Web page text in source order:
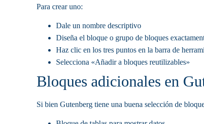
Para crear uno:
Dale un nombre descriptivo
Diseña el bloque o grupo de bloques
Haz clic en los tres puntos en la barra de
Selecciona «Añadir a bloques reutilizables»
Bloques adicionales en
Si bien Gutenberg tiene una buena selección de